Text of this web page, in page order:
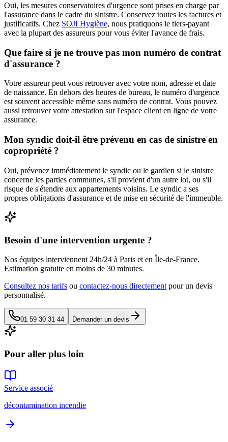
Oui, les mesures conservatoires d'urgence sont prises en charge par
l'assurance dans le cadre du sinistre. Conservez toutes les factures et
justificatifs. Chez SOJI Hygiène, nous pratiquons le tiers-payant
avec la plupart des assureurs pour vous éviter l'avance de frais.
Que faire si je ne trouve pas mon numéro de contrat
d'assurance ?
Votre assureur peut vous retrouver avec votre nom, adresse et date
de naissance. En dehors des heures de bureau, le numéro d'urgence
est souvent accessible même sans numéro de contrat. Vous pouvez
aussi retrouver votre attestation sur l'espace client en ligne de votre
assurance.
Mon syndic doit-il être prévenu en cas de sinistre en
copropriété ?
Oui, prévenez immédiatement le syndic ou le gardien si le sinistre
concerne les parties communes, s'il provient d'un autre lot, ou s'il
risque de s'étendre aux appartements voisins. Le syndic a ses
propres obligations d'assurance et de mise en sécurité de l'immeuble.
Besoin d'une intervention urgente ?
Nos équipes interviennent 24h/24 à Paris et en Île-de-France.
Estimation gratuite en moins de 30 minutes.
Consultez nos tarifs ou contactez-nous directement pour un devis
personnalisé.
01 59 30 31 44 Demander un devis
Pour aller plus loin
Service associé
décontamination incendie